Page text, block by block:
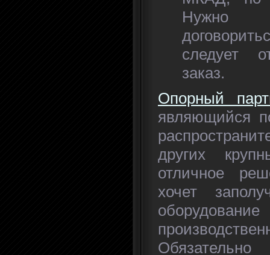
Нужно
следует
заказ.
Опорный
являющийся
других
отличное
хочет